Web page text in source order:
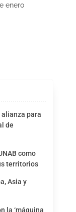
enero
alianza para
de
como
territorios
Asia y
la ‘máquina